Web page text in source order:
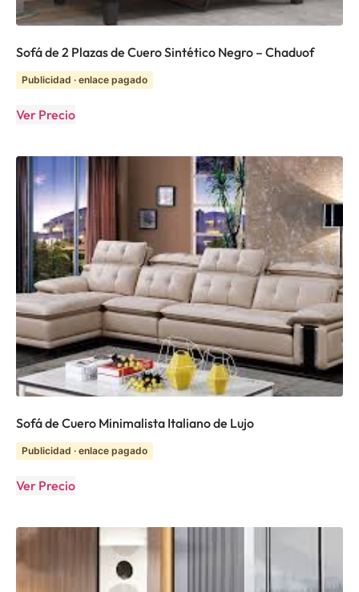
Sofá de 2 Plazas de Cuero Sintético Negro – Chaduof
Publicidad · enlace pagado
Ver Precio
Sofá de Cuero Minimalista Italiano de Lujo
Publicidad · enlace pagado
Ver Precio